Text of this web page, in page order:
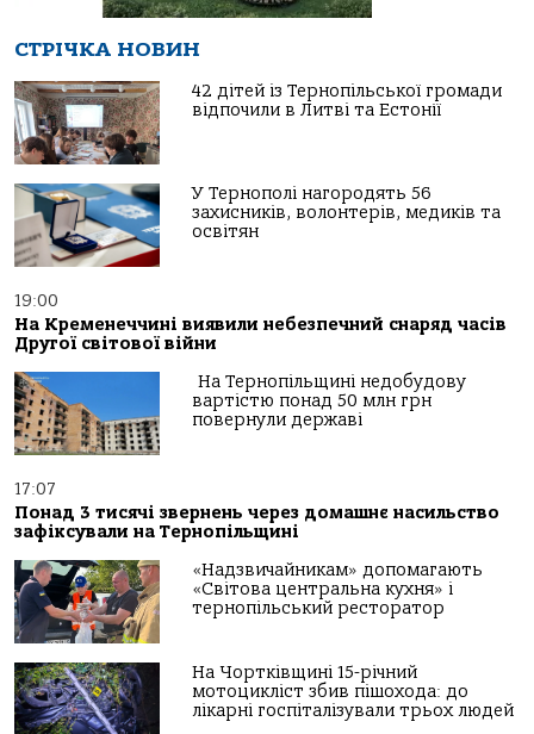
СТРІЧКА НОВИН
42 дітей із Тернопільської громади
відпочили в Литві та Естонії
У Тернополі нагородять 56
захисників, волонтерів, медиків та
освітян
19:00
На Кременеччині виявили небезпечний снаряд часів
Другої світової війни
На Тернопільщині недобудову
вартістю понад 50 млн грн
повернули державі
17:07
Понад 3 тисячі звернень через домашнє насильство
зафіксували на Тернопільщині
«Надзвичайникам» допомагають
«Світова центральна кухня» і
тернопільський ресторатор
На Чортківщині 15-річний
мотоцикліст збив пішохода: до
лікарні госпіталізували трьох людей